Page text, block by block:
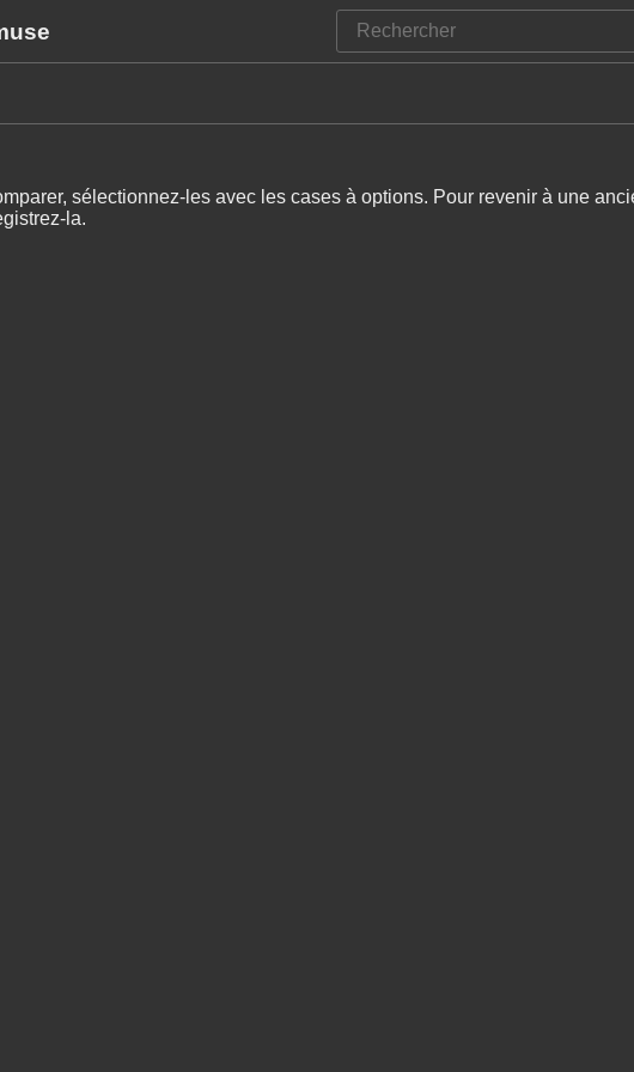
sélectionnez-les avec les cases à options. Pour revenir à une
la.